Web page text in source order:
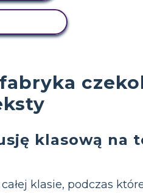
klasową na
klasie, podczas